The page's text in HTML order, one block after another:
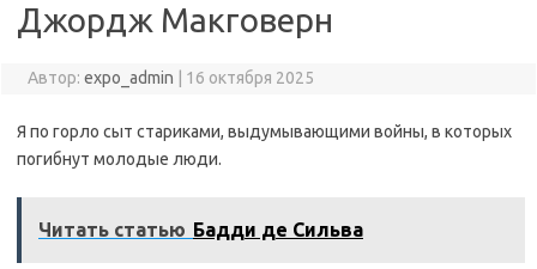
Джордж Макговерн
Автор: expo_admin 16 октября 2025
Я по горло сыт стариками, выдумывающими войны, в которых
погибнут молодые люди.
Читать статью Бадди де Сильва